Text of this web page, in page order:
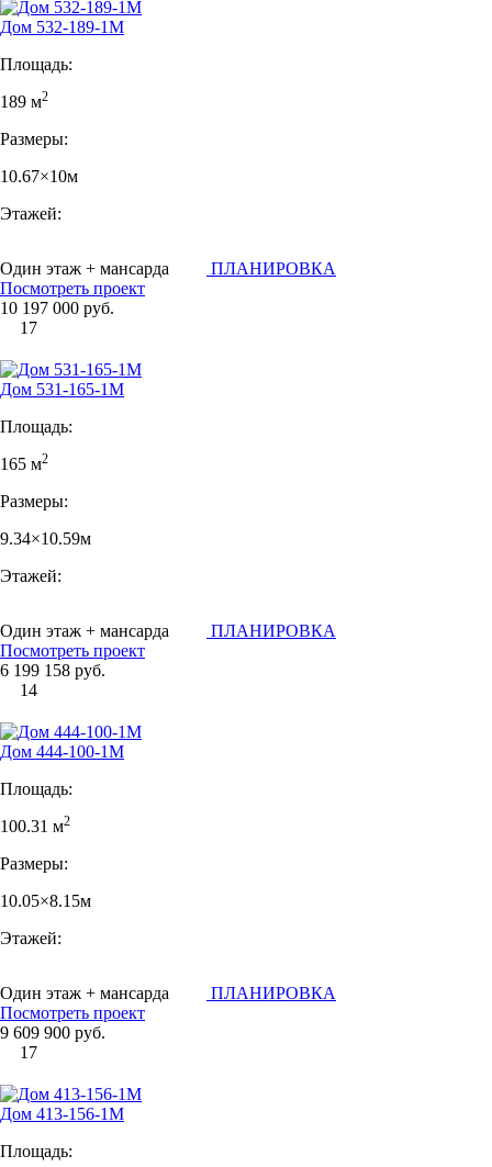
Дом 532-189-1М
Площадь:
189 м2
Размеры:
10.67×10м
Этажей:
Один этаж + мансарда
ПЛАНИРОВКА
Посмотреть проект
10 197 000 руб.
17
Дом 531-165-1М
Площадь:
165 м2
Размеры:
9.34×10.59м
Этажей:
Один этаж + мансарда
ПЛАНИРОВКА
Посмотреть проект
6 199 158 руб.
14
Дом 444-100-1М
Площадь:
100.31 м2
Размеры:
10.05×8.15м
Этажей:
Один этаж + мансарда
ПЛАНИРОВКА
Посмотреть проект
9 609 900 руб.
17
Дом 413-156-1М
Площадь: